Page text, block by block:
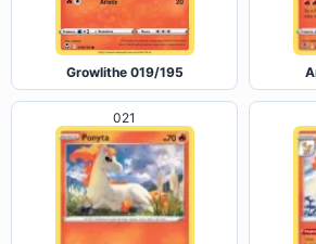
Growlithe 019/195
021